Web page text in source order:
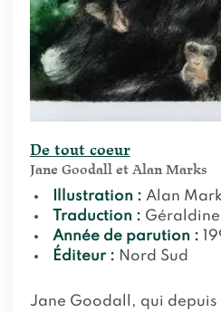
De tout coeur
Jane Goodall et Alan Marks
Illustration : Alan
Traduction : Géraldine
Année de parution :
Éditeur : Nord Sud
Jane Goodall, qui